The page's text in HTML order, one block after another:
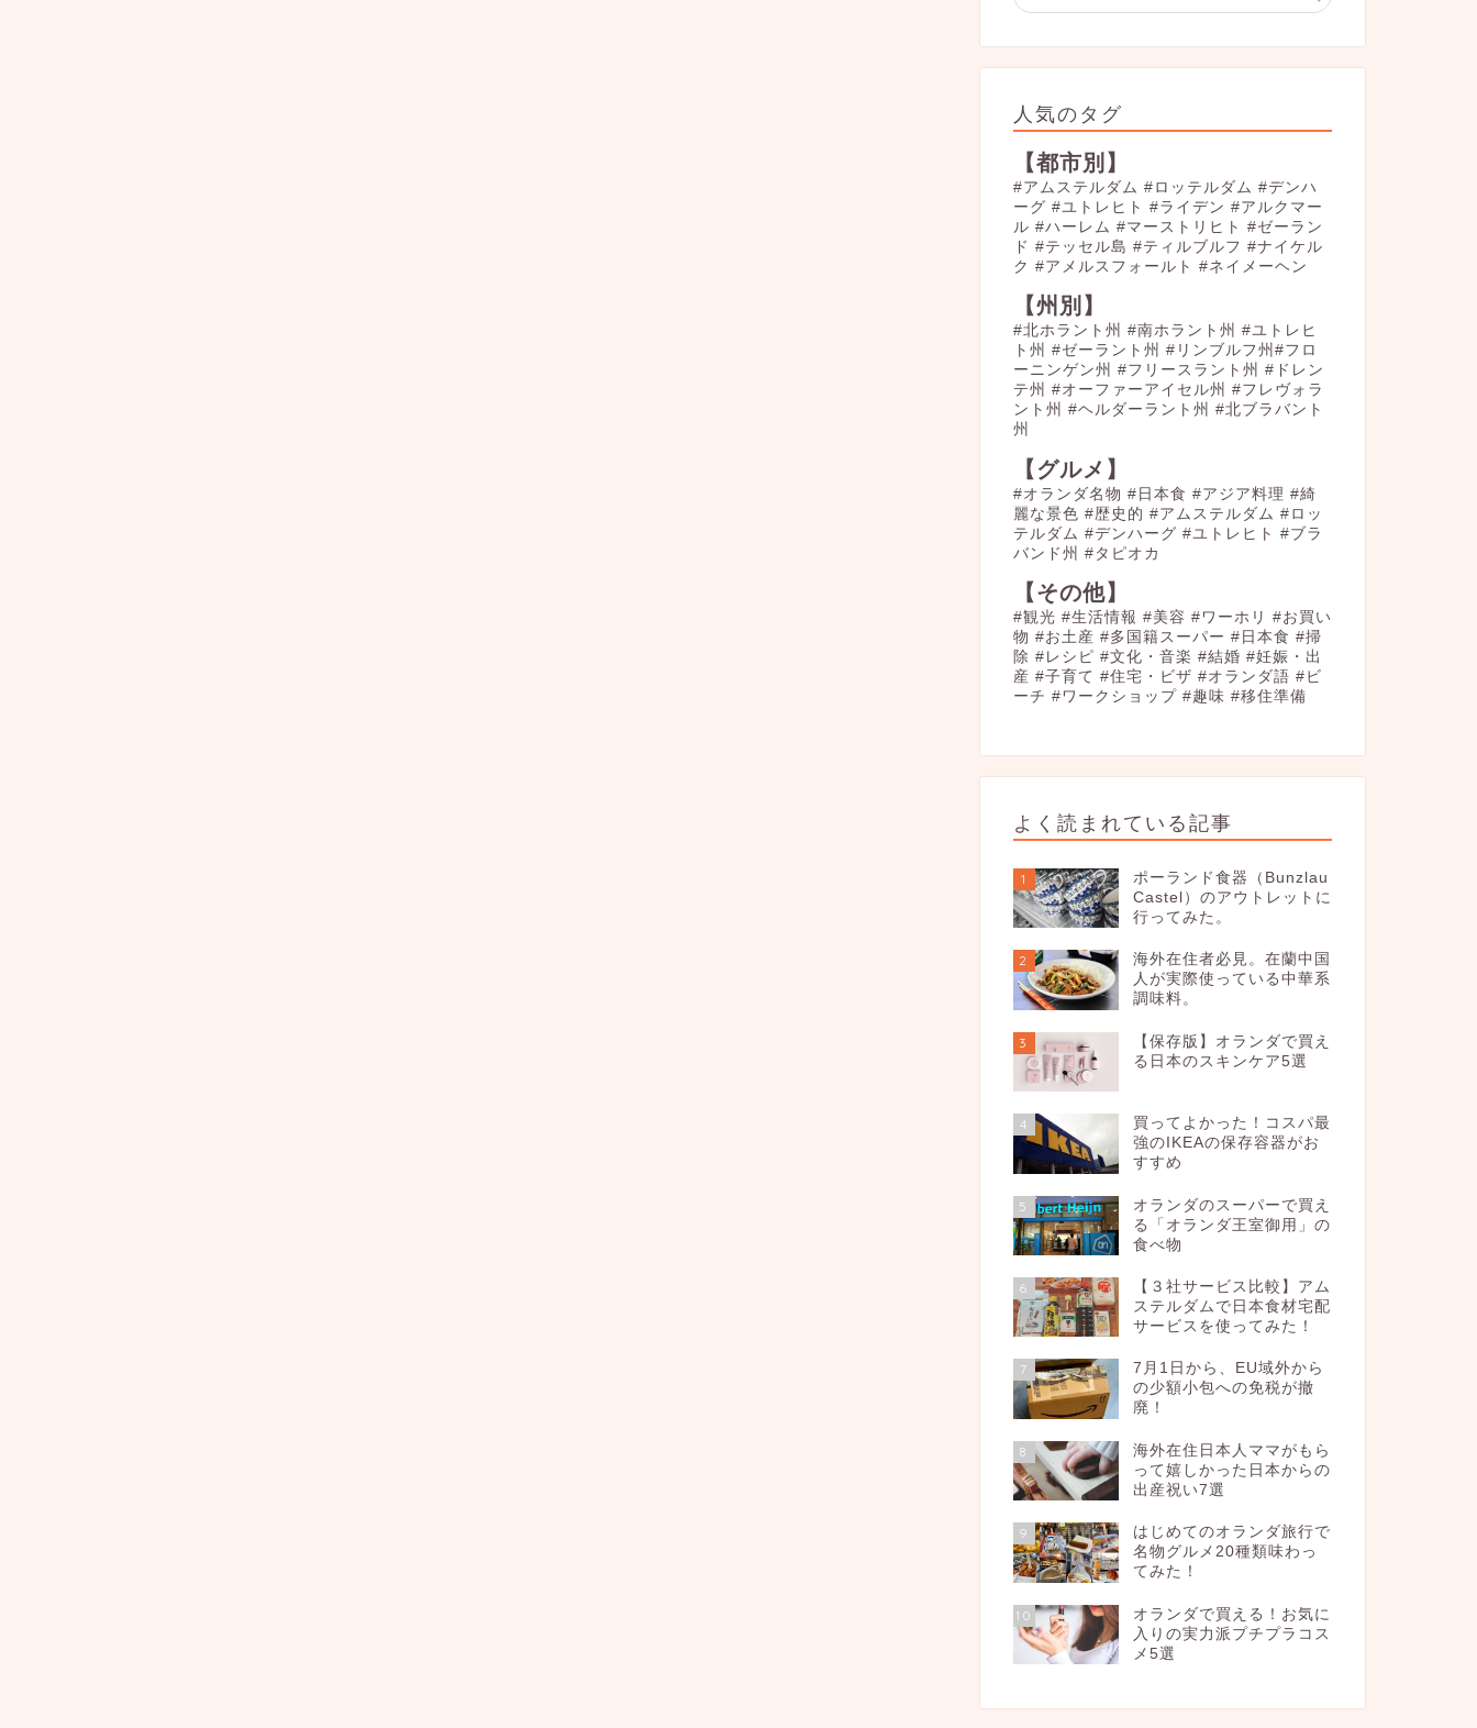
人気のタグ
【都市別】
#アムステルダム #ロッテルダム #デンハ
ーグ #ユトレヒト #ライデン #アルクマー
ル #ハーレム #マーストリヒト #ゼーラン
ド #テッセル島 #ティルブルフ #ナイケル
ク #アメルスフォールト #ネイメーヘン
【州別】
#北ホラント州 #南ホラント州 #ユトレヒ
ト州 #ゼーラント州 #リンブルフ州#フロ
ーニンゲン州 #フリースラント州 #ドレン
テ州 #オーファーアイセル州 #フレヴォラ
ント州 #ヘルダーラント州 #北ブラバント
州
【グルメ】
#オランダ名物 #日本食 #アジア料理 #綺
麗な景色 #歴史的 #アムステルダム #ロッ
テルダム #デンハーグ #ユトレヒト #ブラ
バンド州 #タピオカ
【その他】
#観光 #生活情報 #美容 #ワーホリ #お買い
物 #お土産 #多国籍スーパー #日本食 #掃
除 #レシピ #文化・音楽 #結婚 #妊娠・出
産 #子育て #住宅・ビザ #オランダ語 #ビ
ーチ #ワークショップ #趣味 #移住準備
よく読まれている記事
1
ポーランド食器（Bunzlau
Castel）のアウトレットに
行ってみた。
2
海外在住者必見。在蘭中国
人が実際使っている中華系
調味料。
3
【保存版】オランダで買え
る日本のスキンケア5選
4
買ってよかった！コスパ最
強のIKEAの保存容器がお
すすめ
5
オランダのスーパーで買え
る「オランダ王室御用」の
食べ物
6
【３社サービス比較】アム
ステルダムで日本食材宅配
サービスを使ってみた！
7
7月1日から、EU域外から
の少額小包への免税が撤
廃！
8
海外在住日本人ママがもら
って嬉しかった日本からの
出産祝い7選
9
はじめてのオランダ旅行で
名物グルメ20種類味わっ
てみた！
10
オランダで買える！お気に
入りの実力派プチプラコス
メ5選